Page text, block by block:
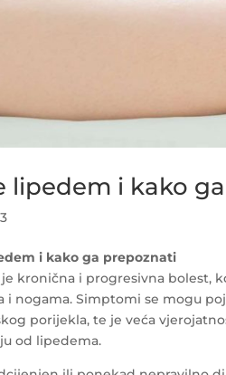
lipedem i kako
i kako ga prepoznati
kronična i progresivna bolest,
i nogama. Simptomi se mogu
porijekla, te je veća
od lipedema.